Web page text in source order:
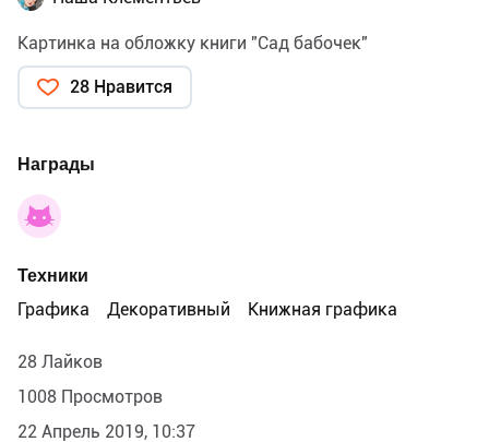
Картинка на обложку книги "Сад бабочек"
28 Нравится
Награды
Техники
Графика
Декоративный Книжная графика
28 Лайков
1008 Просмотров
22 Апрель 2019, 10:37